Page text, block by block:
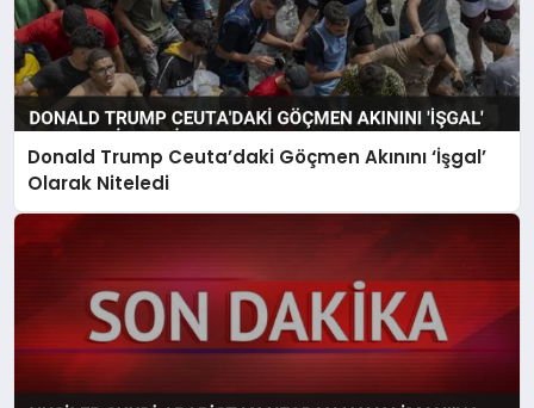
Donald Trump Ceuta’daki Göçmen Akınını ‘İşgal’
Olarak Niteledi